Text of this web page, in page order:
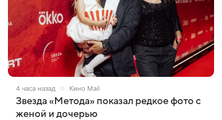
4 часа назад Кино Mail
Звезда «Метода» показал редкое фото с
женой и дочерью